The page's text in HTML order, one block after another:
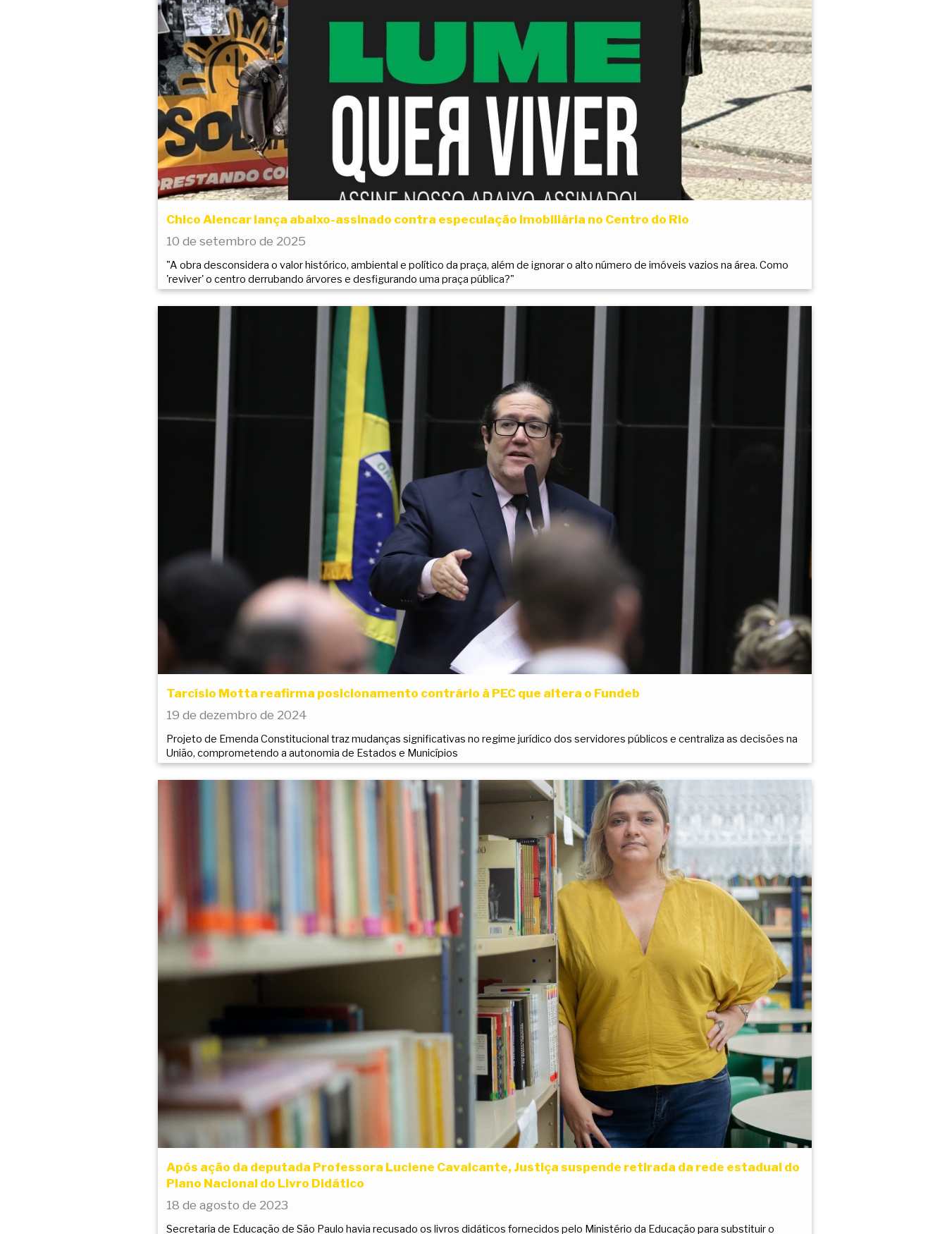
Chico Alencar lança abaixo-assinado contra especulação imobiliária no Centro do Rio
10 de setembro de 2025
"A obra desconsidera o valor histórico, ambiental e político da praça, além de ignorar o alto número de imóveis vazios na área. Como
'reviver' o centro derrubando árvores e desfigurando uma praça pública?"
Tarcísio Motta reafirma posicionamento contrário à PEC que altera o Fundeb
19 de dezembro de 2024
Projeto de Emenda Constitucional traz mudanças significativas no regime jurídico dos servidores públicos e centraliza as decisões na
União, comprometendo a autonomia de Estados e Municípios
Após ação da deputada Professora Luciene Cavalcante, Justiça suspende retirada da rede estadual do
Plano Nacional do Livro Didático
18 de agosto de 2023
Secretaria de Educação de São Paulo havia recusado os livros didáticos fornecidos pelo Ministério da Educação para substituir o